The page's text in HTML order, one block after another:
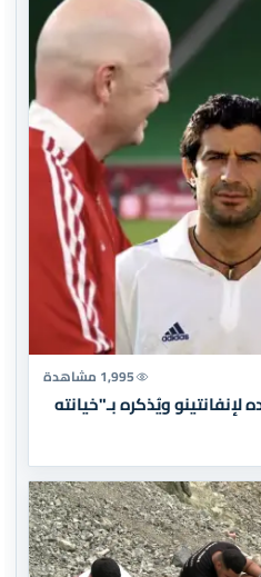
1,995 مشاهدة
ويُذكره بـ"خيانته